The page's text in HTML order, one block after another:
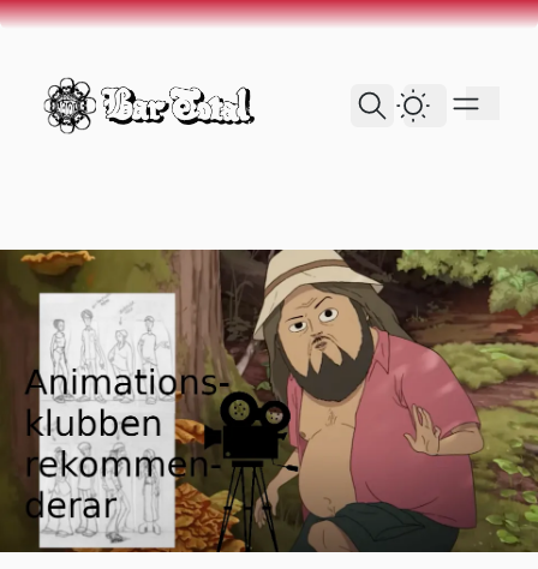
skip to content
Dark Theme